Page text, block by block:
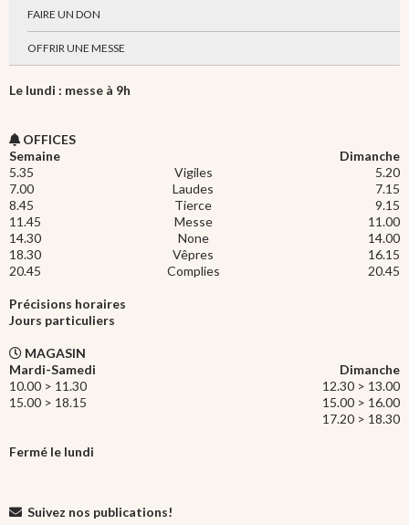
FAIRE UN DON
OFFRIR UNE MESSE
Le lundi : messe à 9h
OFFICES
Semaine
Dimanche
5.35
Vigiles
5.20
7.00
Laudes
7.15
8.45
Tierce
9.15
11.45
Messe
11.00
14.30
None
14.00
18.30
Vêpres
16.15
20.45
Complies 20.45
Précisions horaires
Jours particuliers
MAGASIN
Mardi-Samedi
Dimanche
10.00 > 11.30
12.30 > 13.00
15.00 > 18.15
15.00 > 16.00
17.20 > 18.30
Fermé le lundi
Suivez nos publications!